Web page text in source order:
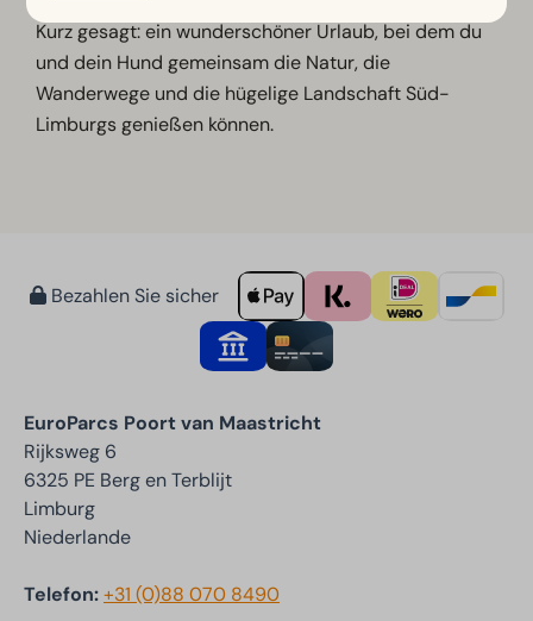
Kurz gesagt: ein wunderschöner Urlaub, bei dem du
und dein Hund gemeinsam die Natur, die
Wanderwege und die hügelige Landschaft Süd-
Limburgs genießen können.
Bezahlen Sie sicher
EuroParcs Poort van Maastricht
Rijksweg 6
6325 PE Berg en Terblijt
Limburg
Niederlande
Telefon:+31 (0)88 070 8490